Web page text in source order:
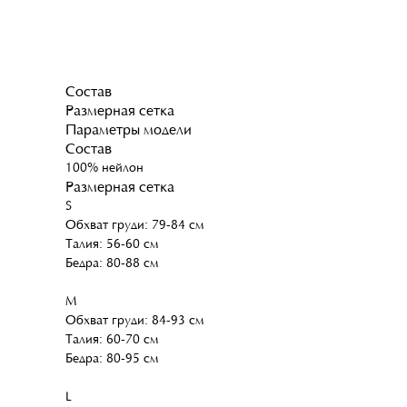
Состав
Размерная сетка
Параметры модели
Состав
100% нейлон
Размерная сетка
S
Обхват груди: 79-84 см
Талия: 56-60 см
Бедра: 80-88 см
M
Обхват груди: 84-93 см
Талия: 60-70 см
Бедра: 80-95 см
L